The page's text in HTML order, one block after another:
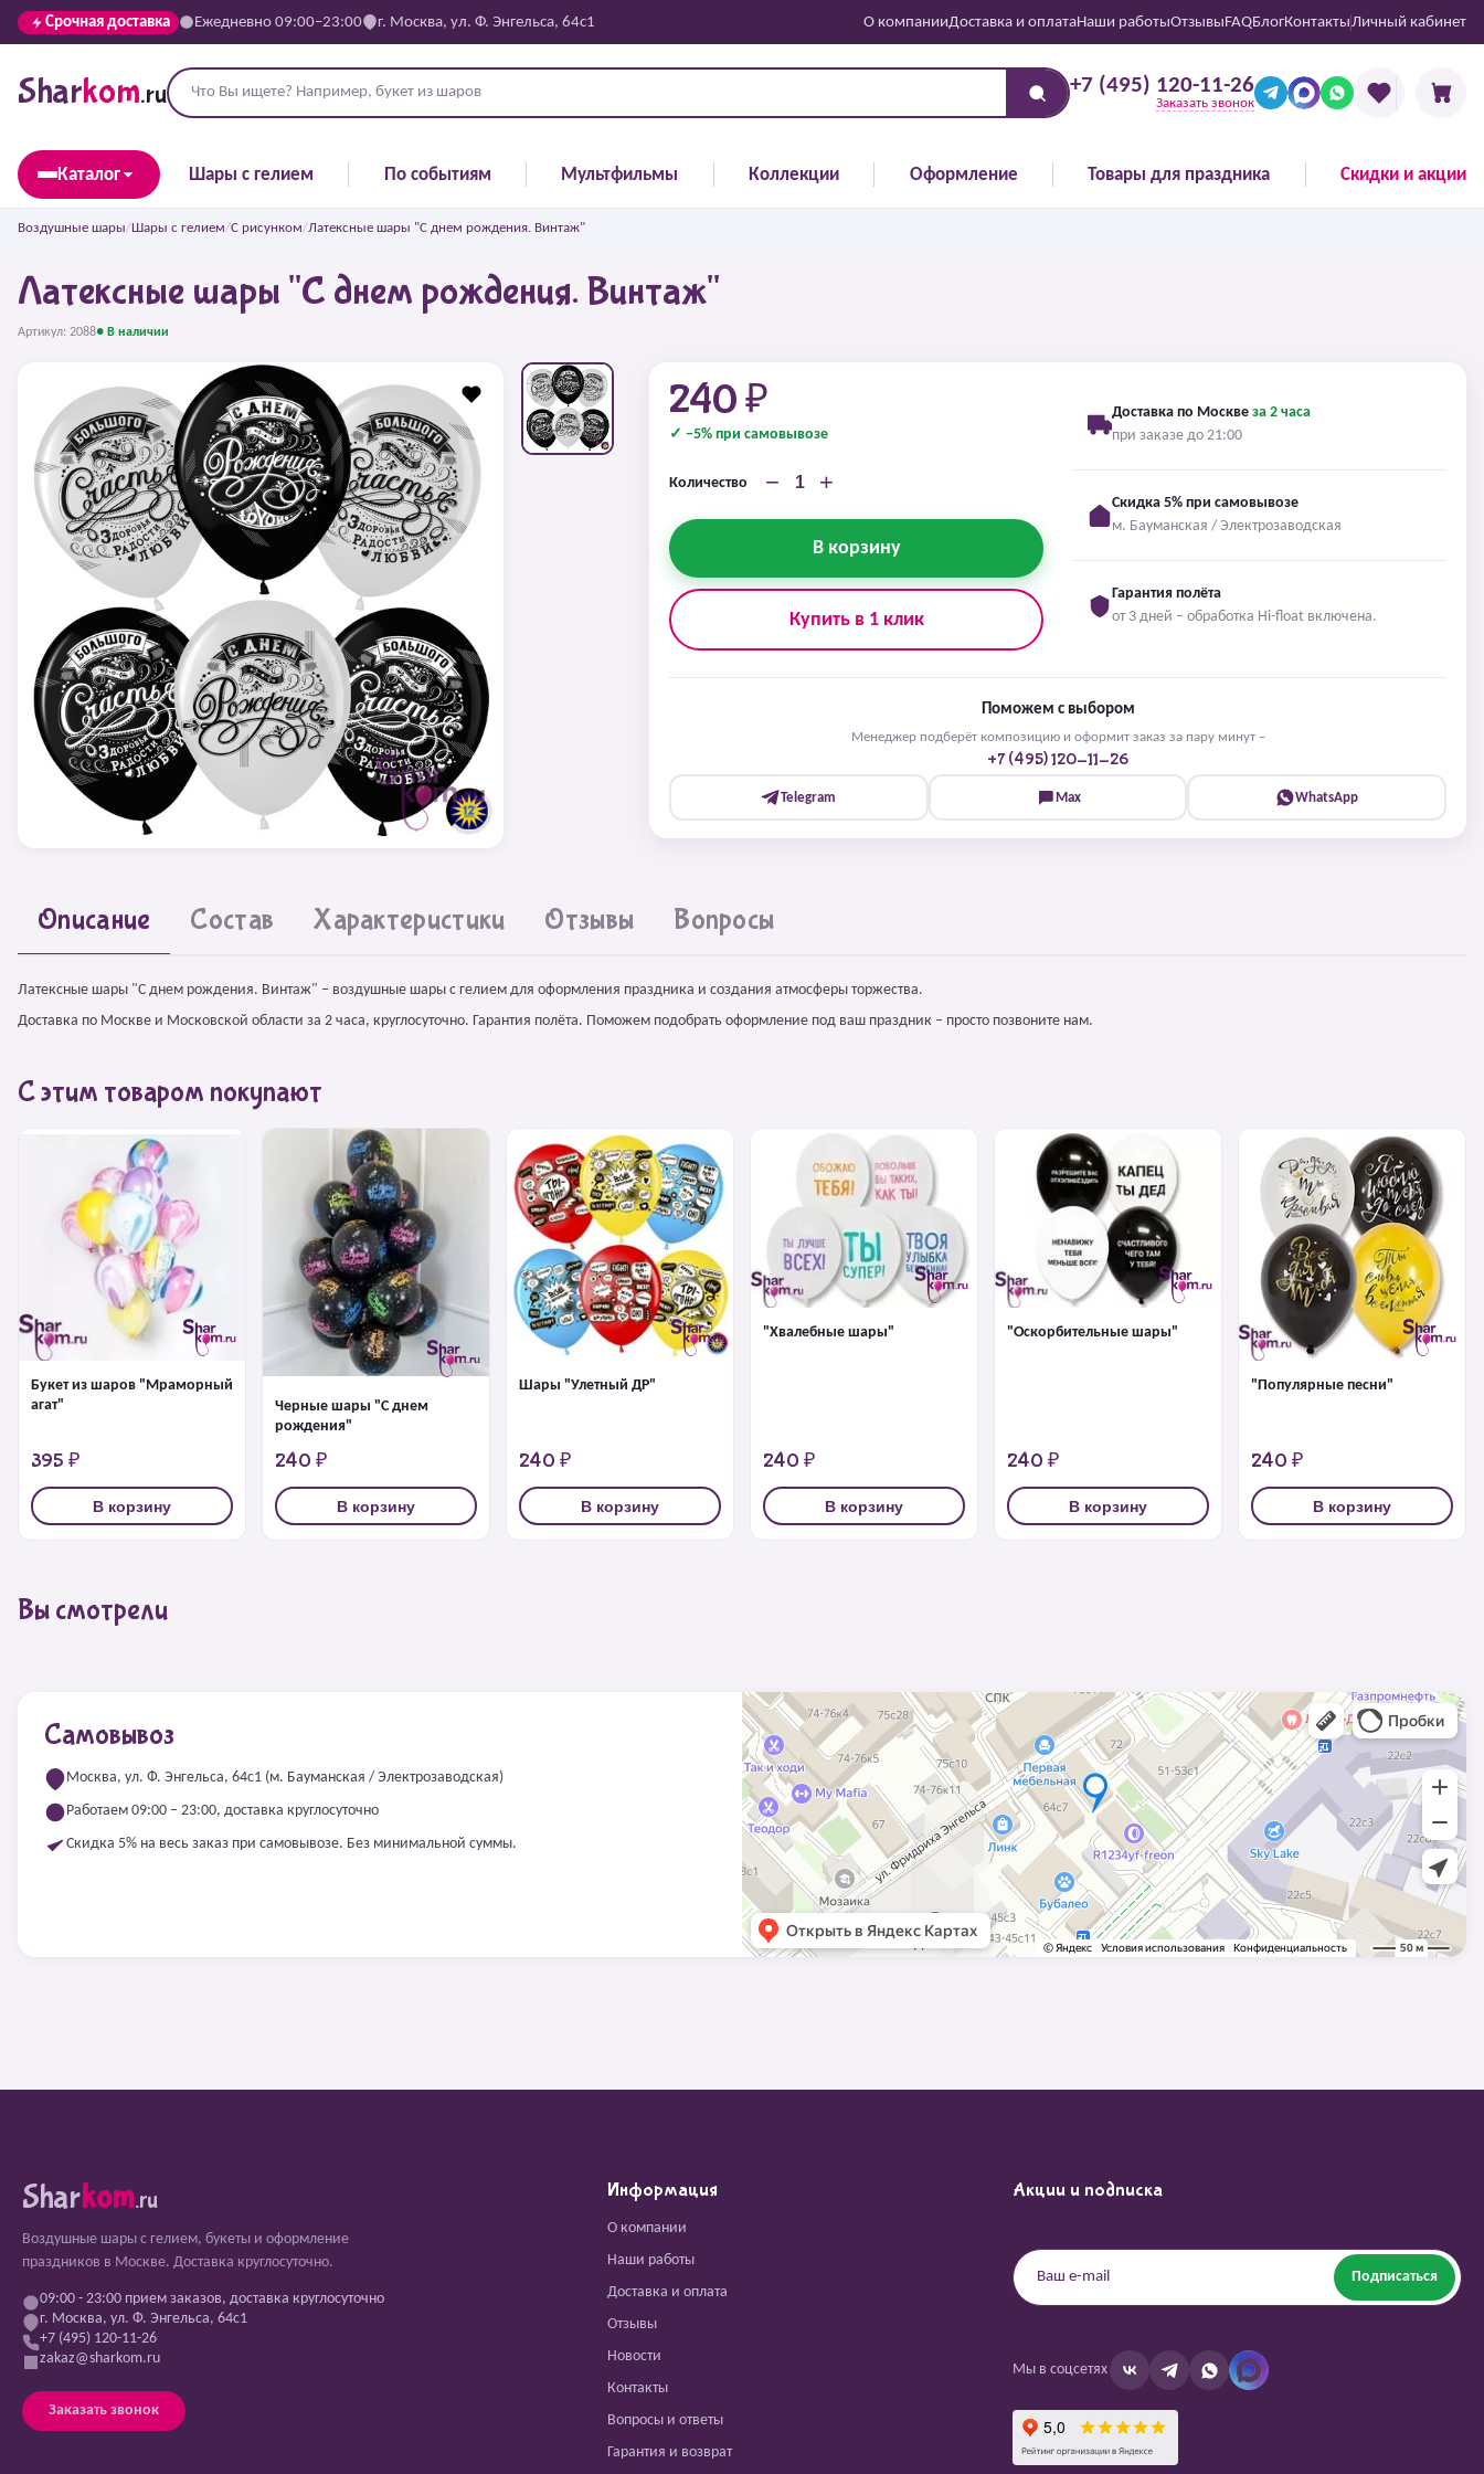
Срочная доставка Ежедневно 09:00–23:00 г. Москва, ул. Ф. Энгельса, 64с1 О компанииДоставка и оплатаНаши работыОтзывыFAQБлогКонтактыЛичный кабинет
Sharkom.ru +7 (495) 120-11-26
Заказать звонок
Каталог Шары с гелием По событиям Мультфильмы Коллекции Оформление Товары для праздника Скидки и акции
Воздушные шары/Шары с гелием/С рисунком/Латексные шары "С днем рождения. Винтаж"
Латексные шары "С днем рождения. Винтаж"
Артикул: 2088● В наличии
240 ₽
✓ −5% при самовывозе
Количество − +
В корзину
Купить в 1 клик
Доставка по Москве за 2 часа
при заказе до 21:00
Скидка 5% при самовывозе
м. Бауманская / Электрозаводская
Гарантия полёта
от 3 дней – обработка Hi-float включена.
Поможем с выбором
Менеджер подберёт композицию и оформит заказ за пару минут –
+7 (495) 120-11-26
Telegram Max WhatsApp
Описание Состав Характеристики Отзывы Вопросы
Латексные шары "С днем рождения. Винтаж" – воздушные шары с гелием для оформления праздника и создания атмосферы торжества.
Доставка по Москве и Московской области за 2 часа, круглосуточно. Гарантия полёта. Поможем подобрать оформление под ваш праздник – просто позвоните нам.
С этим товаром покупают
Букет из шаров "Мраморный
агат"
395 ₽
В корзину
Черные шары "С днем
рождения"
240 ₽
В корзину
Шары "Улетный ДР"
240 ₽
В корзину
"Хвалебные шары"
240 ₽
В корзину
"Оскорбительные шары"
240 ₽
В корзину
"Популярные песни"
240 ₽
В корзину
Вы смотрели
Самовывоз
Москва, ул. Ф. Энгельса, 64с1 (м. Бауманская / Электрозаводская)
Работаем 09:00 – 23:00, доставка круглосуточно
Скидка 5% на весь заказ при самовывозе. Без минимальной суммы.
Sharkom.ru
Воздушные шары с гелием, букеты и оформление
праздников в Москве. Доставка круглосуточно.
09:00 - 23:00 прием заказов, доставка круглосуточно
г. Москва, ул. Ф. Энгельса, 64с1
+7 (495) 120-11-26
zakaz@sharkom.ru
Заказать звонок
Информация
О компании
Наши работы
Доставка и оплата
Отзывы
Новости
Контакты
Вопросы и ответы
Гарантия и возврат
Акции и подписка
Подписаться
Мы в соцсетях